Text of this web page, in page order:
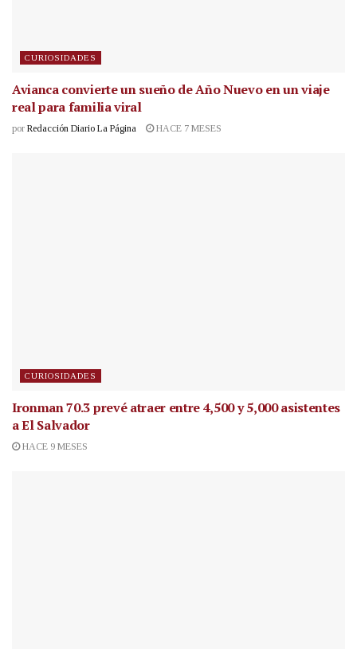
CURIOSIDADES
Avianca convierte un sueño de Año Nuevo en un viaje
real para familia viral
por Redacción Diario La Página HACE 7 MESES
CURIOSIDADES
Ironman 70.3 prevé atraer entre 4,500 y 5,000 asistentes
a El Salvador
HACE 9 MESES